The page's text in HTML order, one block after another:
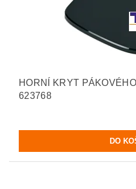
HORNÍ KRYT
623768